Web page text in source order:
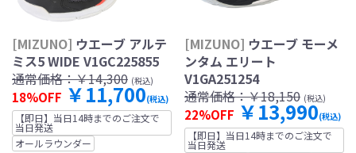
[MIZUNO] ウエーブ アルテ
ミス5 WIDE V1GC225855
通常価格：￥14,300 (税込)
18%OFF ￥11,700(税込)
【即日】当日14時までのご注文で
当日発送
オールラウンダー
[MIZUNO] ウエーブ モーメ
ンタム エリート
V1GA251254
通常価格：￥18,150 (税込)
22%OFF ￥13,990(税込)
【即日】当日14時までのご注文で
当日発送